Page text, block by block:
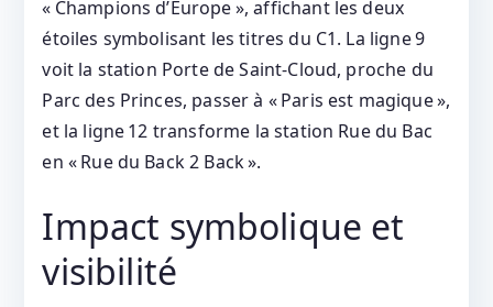
« Champions d’Europe », affichant les deux
étoiles symbolisant les titres du C1. La ligne 9
voit la station Porte de Saint‑Cloud, proche du
Parc des Princes, passer à « Paris est magique »,
et la ligne 12 transforme la station Rue du Bac
en « Rue du Back 2 Back ».
Impact symbolique et
visibilité